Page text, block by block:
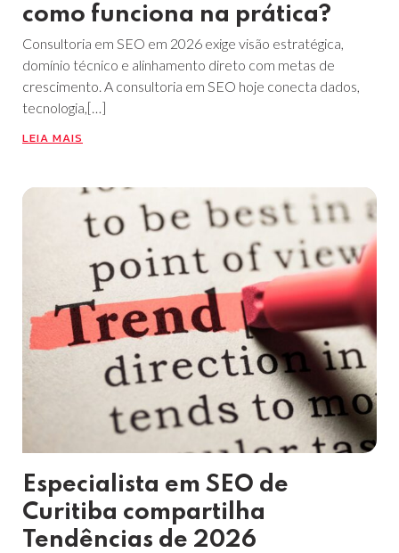
como funciona na prática?
Consultoria em SEO em 2026 exige visão estratégica,
domínio técnico e alinhamento direto com metas de
crescimento. A consultoria em SEO hoje conecta dados,
tecnologia,[…]
LEIA MAIS
Especialista em SEO de
Curitiba compartilha
Tendências de 2026